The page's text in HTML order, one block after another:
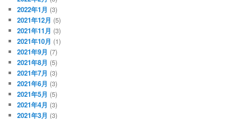
2022年1月 (3)
2021年12月 (5)
2021年11月 (3)
2021年10月 (1)
2021年9月 (7)
2021年8月 (5)
2021年7月 (3)
2021年6月 (3)
2021年5月 (5)
2021年4月 (3)
2021年3月 (3)